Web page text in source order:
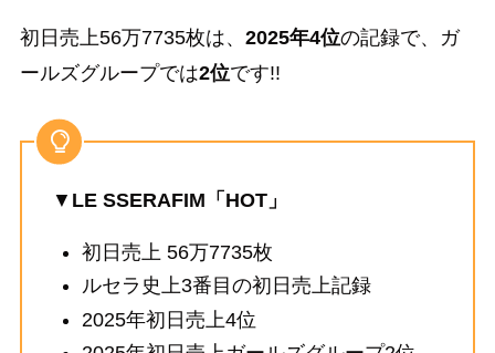
初日売上56万7735枚は、 2025年4位の記録で、ガ
ールズグループでは2位です!!
▼ LE SSERAFIM「HOT」
初日売上 56万7735枚
ルセラ史上3番目の初日売上記録
2025年初日売上4位